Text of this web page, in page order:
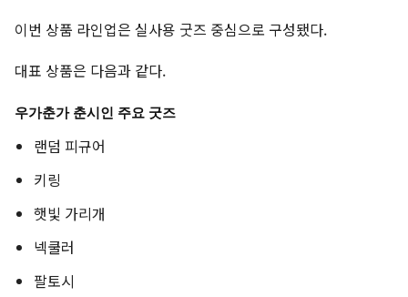
이번 상품 라인업은 실사용 굿즈 중심으로 구성됐다.
대표 상품은 다음과 같다.
우가춘가 춘시인 주요 굿즈
랜덤 피규어
키링
햇빛 가리개
넥쿨러
팔토시